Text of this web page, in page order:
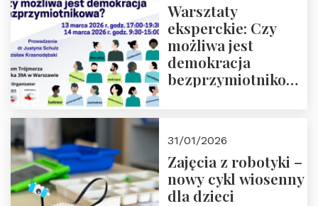
Warsztaty
eksperckie: Czy
możliwa jest
demokracja
bezprzymiotnikowa?
31/01/2026
Zajęcia z robotyki –
nowy cykl wiosenny
dla dzieci